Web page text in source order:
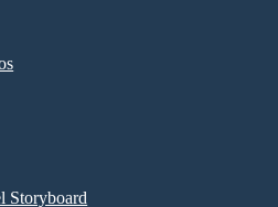
Storyboard